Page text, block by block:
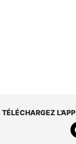
TÉLÉCHARGEZ L’APP